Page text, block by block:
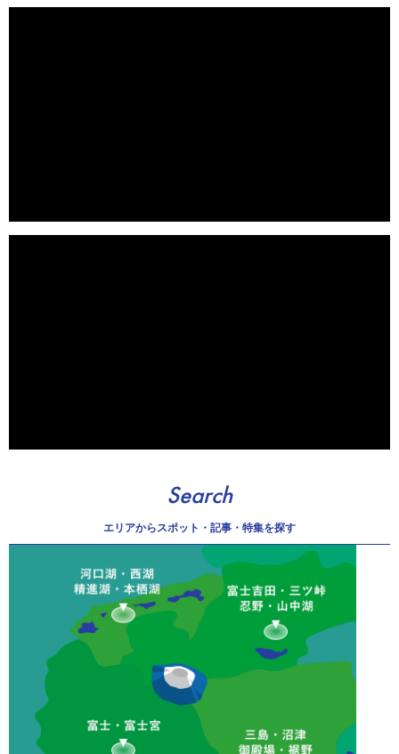
Search
エリアからスポット・記事・特集を探す